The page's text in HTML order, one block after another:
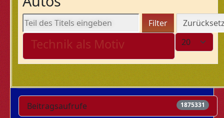
Teil des Titels eingeben Filter
Anzeige #
Technik als Motiv
Beitragsaufrufe 1875331